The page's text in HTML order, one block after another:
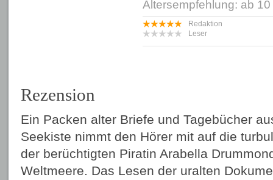
Altersempfehlung: ab
Redaktion
Leser
Rezension
Ein Packen alter Briefe und Tagebücher
Seekiste nimmt den Hörer mit auf die
der berüchtigten Piratin Arabella
Weltmeere. Das Lesen der uralten